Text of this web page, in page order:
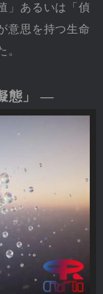
」あるいは「偵
意思を持つ生命
。
態」 ―